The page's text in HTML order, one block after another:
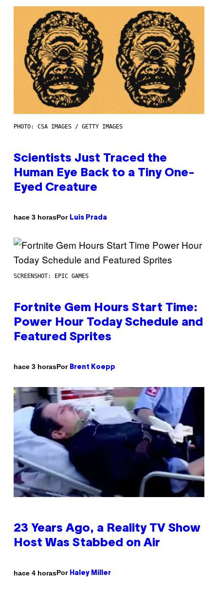
PHOTO: CSA IMAGES / GETTY IMAGES
Scientists Just Traced the
Human Eye Back to a Tiny One-
Eyed Creature
hace 3 horasPor Luis Prada
SCREENSHOT: EPIC GAMES
Fortnite Gem Hours Start Time:
Power Hour Today Schedule and
Featured Sprites
hace 3 horasPor Brent Koepp
23 Years Ago, a Reality TV Show
Host Was Stabbed on Air
hace 4 horasPor Haley Miller